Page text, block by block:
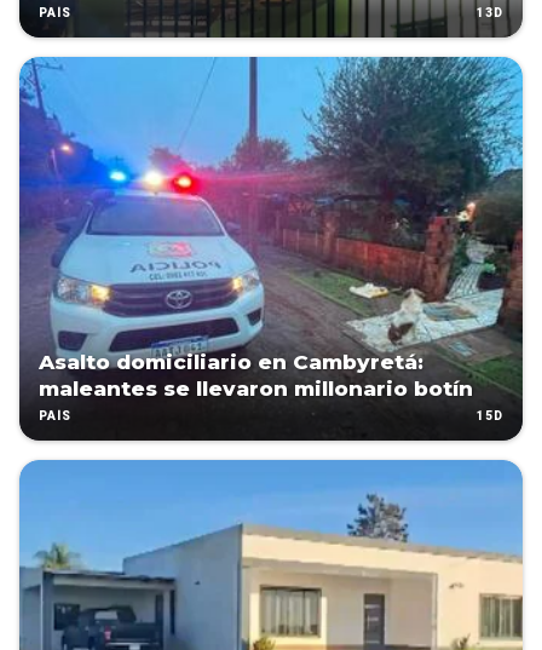
PAÍS 13D
Asalto domiciliario en Cambyretá:
maleantes se llevaron millonario botín
PAÍS 15D